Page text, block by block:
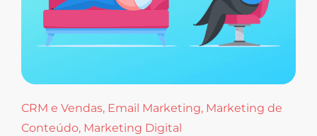
CRM e Vendas, Email Marketing, Marketing de
Conteúdo, Marketing Digital